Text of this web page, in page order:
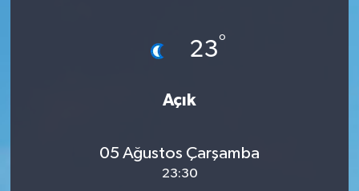
23°
Açık
05 Ağustos Çarşamba
23:30